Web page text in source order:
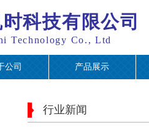
科技有限公司
Technology Co., Ltd
公司 产品展示
行业新闻